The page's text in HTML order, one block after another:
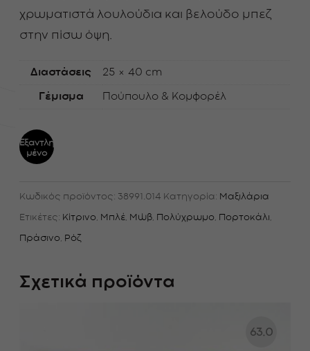
χρωματιστά λουλούδια και βελούδο μπεζ
στην πίσω όψη.
Διαστάσεις 25 × 40 cm
Γέμισμα Πούπουλο & Κομφορέλ
Εξαντλη
μένο
Κωδικός προϊόντος: 38991.014 Κατηγορία: Μαξιλάρια
Ετικέτες: Κίτρινο Μπλέ Μώβ Πολύχρωμο Πορτοκάλι
Πράσινο Ρόζ
Σχετικά προϊόντα
63.0